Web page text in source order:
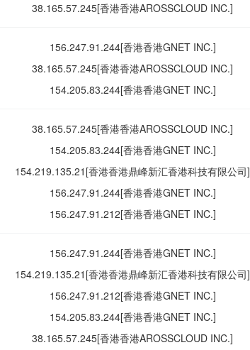
38.165.57.245[香港香港AROSSCLOUD INC.]
156.247.91.244[香港香港GNET INC.]
38.165.57.245[香港香港AROSSCLOUD INC.]
154.205.83.244[香港香港GNET INC.]
38.165.57.245[香港香港AROSSCLOUD INC.]
154.205.83.244[香港香港GNET INC.]
154.219.135.21[香港香港鼎峰新汇香港科技有限公司]
156.247.91.244[香港香港GNET INC.]
156.247.91.212[香港香港GNET INC.]
156.247.91.244[香港香港GNET INC.]
154.219.135.21[香港香港鼎峰新汇香港科技有限公司]
156.247.91.212[香港香港GNET INC.]
154.205.83.244[香港香港GNET INC.]
38.165.57.245[香港香港AROSSCLOUD INC.]